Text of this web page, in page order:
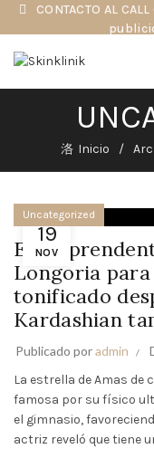
CONTACTO AL
Inicio
19
NOV
Uncategorized
El
Longoria
tonificado
Kardashian
Publicado poradmin
La estrella de Amas de
famosa por su físico
el gimnasio,
actriz reveló que tiene